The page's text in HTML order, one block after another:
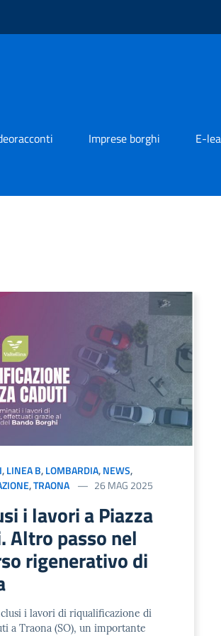
Imprese borghi E-
,LINEA B,LOMBARDIA,NEWS,
,TRAONA 26 MAG 2025
i lavori a Piazza
Altro passo nel
rigenerativo di
i lavori di riqualificazione di
a Traona (SO), un importante